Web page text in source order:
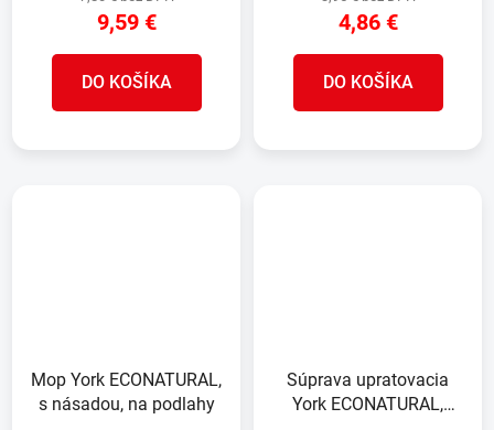
9,59 €
DO KOŠÍKA
4,86 €
DO KOŠÍKA
Mop York ECONATURAL,
s násadou, na podlahy
Súprava upratovacia
York ECONATURAL,